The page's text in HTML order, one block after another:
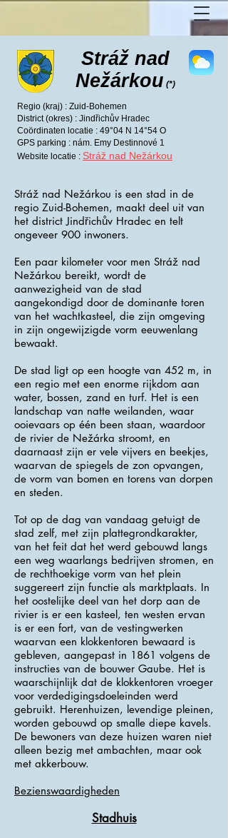
Stráž nad
Nežárkou (*)
Regio (kraj) : Zuid-Bohemen
District (okres) : Jindřichův Hradec
Coördinaten locatie : 49°04 N 14°54 O
GPS parking : nám. Emy Destinnové 1
Website locatie : Stráž nad Nežárkou
Stráž nad Nežárkou is een stad in de
regio Zuid-Bohemen, maakt deel uit van
het district Jindřichův Hradec en telt
ongeveer 900 inwoners.
Een paar kilometer voor men Stráž nad
Nežárkou bereikt, wordt de
aanwezigheid van de stad
aangekondigd door de dominante toren
van het wachtkasteel, die zijn omgeving
in zijn ongewijzigde vorm eeuwenlang
bewaakt.
De stad ligt op een hoogte van 452 m, in
een regio met een enorme rijkdom aan
water, bossen, zand en turf. Het is een
landschap van natte weilanden, waar
ooievaars op één been staan, waardoor
de rivier de Nežárka stroomt, en
daarnaast zijn er vele vijvers en beekjes,
waarvan de spiegels de zon opvangen,
de vorm van bomen en torens van dorpen
en steden.
Tot op de dag van vandaag getuigt de
stad zelf, met zijn plattegrondkarakter,
van het feit dat het werd gebouwd langs
een weg waarlangs bedrijven stromen, en
de rechthoekige vorm van het plein
suggereert zijn functie als marktplaats. In
het oostelijke deel van het dorp aan de
rivier is er een kasteel, ten westen ervan
is er een fort, van de vestingwerken
waarvan een klokkentoren bewaard is
gebleven, aangepast in 1861 volgens de
instructies van de bouwer Gaube. Het is
waarschijnlijk dat de klokkentoren vroeger
voor verdedigingsdoeleinden werd
gebruikt. Herenhuizen, levendige pleinen,
worden gebouwd op smalle diepe kavels.
De bewoners van deze huizen waren niet
alleen bezig met ambachten, maar ook
met akkerbouw.
Bezienswaardigheden
Stadhuis